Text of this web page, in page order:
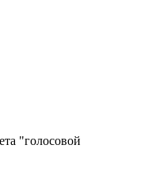
"голосовой